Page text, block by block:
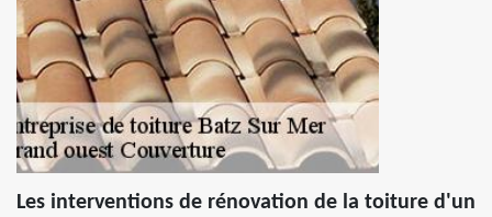
Les interventions de rénovation de la toiture d'un